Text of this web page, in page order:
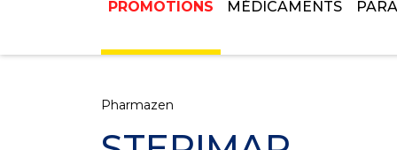
PROMOTIONS MÉDICAMENTS
Pharmazen